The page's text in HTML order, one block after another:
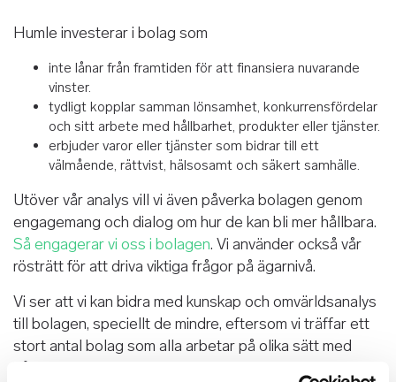
Humle investerar i bolag som
inte lånar från framtiden för att finansiera nuvarande
vinster.
tydligt kopplar samman lönsamhet, konkurrensfördelar
och sitt arbete med hållbarhet, produkter eller tjänster.
erbjuder varor eller tjänster som bidrar till ett
välmående, rättvist, hälsosamt och säkert samhälle.
Utöver vår analys vill vi även påverka bolagen genom
engagemang och dialog om hur de kan bli mer hållbara.
Så engagerar vi oss i bolagen. Vi använder också vår
rösträtt för att driva viktiga frågor på ägarnivå.
Vi ser att vi kan bidra med kunskap och omvärldsanalys
till bolagen, speciellt de mindre, eftersom vi träffar ett
stort antal bolag som alla arbetar på olika sätt med
hållbarhet.